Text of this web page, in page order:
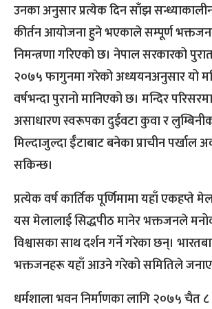
उनका अनुसार प्रत्येक दिन साँझ
कीर्तन आयोजना हुने भएकाले सम्पूर्ण
निमन्त्रणा गरिएको छ। नेपाल सरकारको
२०७५ फागुनमा गरेको अध्ययनअनुसार यो
वर्षभन्दा पुरानो मानिएको छ। मन्दिर
असाधारण स्वरूपका दुईवटा कुवा र
मिल्दाजुल्दा ईँटाबाट बनेका प्राचीन पर्खाल
सकिन्छ।
प्रत्येक वर्ष कार्तिक पूर्णिमामा यहाँ एकहप्ते
यस मेलालाई सिद्धपीठ मानेर भक्तजनले
विश्वासका साथ दर्शन गर्ने गरेका छन्।
भक्तजनहरू यहाँ आउने गरेको समितिले
धर्मशाला भवन निर्माणका लागि २०७५ चैत